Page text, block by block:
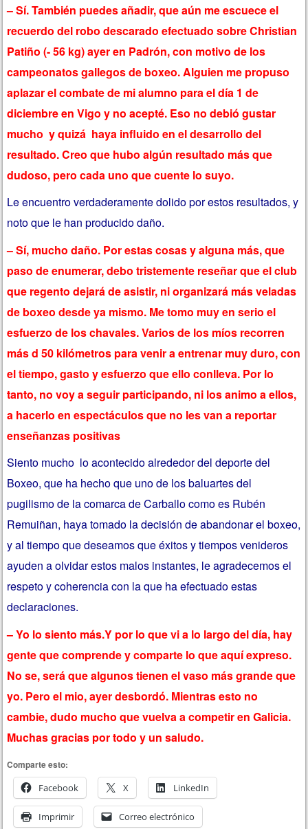
– Sí. También puedes añadir, que aún me escuece el
recuerdo del robo descarado efectuado sobre Christian
Patiño (- 56 kg) ayer en Padrón, con motivo de los
campeonatos gallegos de boxeo. Alguien me propuso
aplazar el combate de mi alumno para el día 1 de
diciembre en Vigo y no acepté. Eso no debió gustar
mucho y quizá haya influido en el desarrollo del
resultado. Creo que hubo algún resultado más que
dudoso, pero cada uno que cuente lo suyo.
Le encuentro verdaderamente dolido por estos resultados, y
noto que le han producido daño.
– Sí, mucho daño. Por estas cosas y alguna más, que
paso de enumerar, debo tristemente reseñar que el club
que regento dejará de asistir, ni organizará más veladas
de boxeo desde ya mismo. Me tomo muy en serio el
esfuerzo de los chavales. Varios de los míos recorren
más d 50 kilómetros para venir a entrenar muy duro, con
el tiempo, gasto y esfuerzo que ello conlleva. Por lo
tanto, no voy a seguir participando, ni los animo a ellos,
a hacerlo en espectáculos que no les van a reportar
enseñanzas positivas
Siento mucho lo acontecido alrededor del deporte del
Boxeo, que ha hecho que uno de los baluartes del
pugilismo de la comarca de Carballo como es Rubén
Remuiñan, haya tomado la decisión de abandonar el boxeo,
y al tiempo que deseamos que éxitos y tiempos venideros
ayuden a olvidar estos malos instantes, le agradecemos el
respeto y coherencia con la que ha efectuado estas
declaraciones.
– Yo lo siento más.Y por lo que vi a lo largo del día, hay
gente que comprende y comparte lo que aquí expreso.
No se, será que algunos tienen el vaso más grande que
yo. Pero el mio, ayer desbordó. Mientras esto no
cambie, dudo mucho que vuelva a competir en Galicia.
Muchas gracias por todo y un saludo.
Comparte esto:
Facebook
X LinkedIn
Imprimir Correo electrónico